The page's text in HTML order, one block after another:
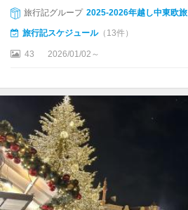
ェ
ス
ー
ブ
ェ
ヨ
ヴ
ィ
ツ
ェ
旅行記グループ 2025-2026年越し中東欧旅
旅行記スケジュール（13件）
43 2026/01/02～